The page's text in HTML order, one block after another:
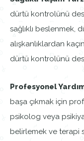
dürtü kontrolünü
sağlıklı beslenmek,
alışkanlıklardan
dürtü kontrolünü
Profesyonel
başa çıkmak için
psikolog veya
belirlemek ve terapi